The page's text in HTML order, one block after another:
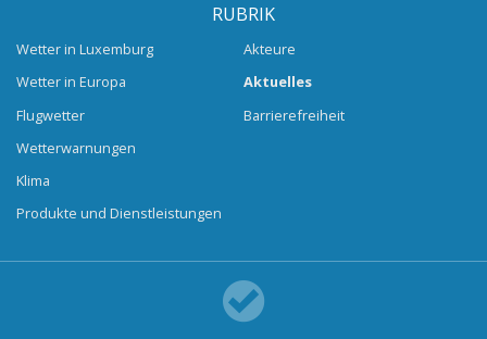
RUBRIK
Wetter in Luxemburg
Wetter in Europa
Flugwetter
Wetterwarnungen
Klima
Produkte und Dienstleistungen
Akteure
Aktuelles
Barrierefreiheit